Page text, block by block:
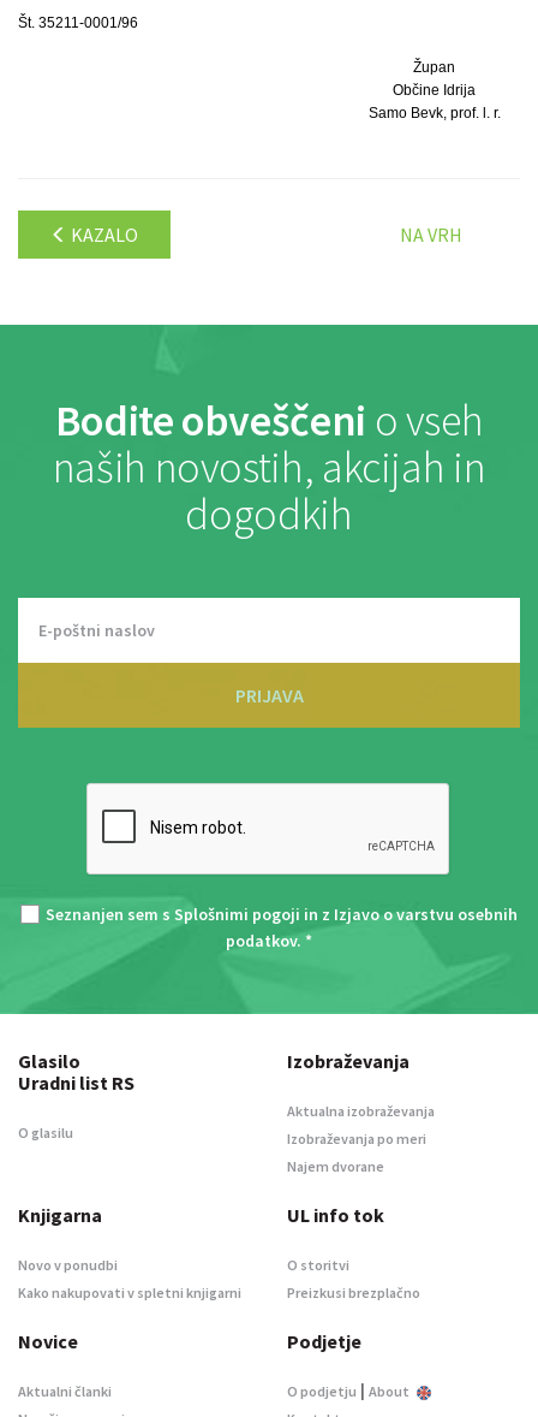
Št. 35211-0001/96
Župan
Občine Idrija
Samo Bevk, prof. l. r.
KAZALO NA VRH
Bodite obveščeni o vseh
naših novostih, akcijah in
dogodkih
PRIJAVA
Seznanjen sem s Splošnimi pogoji in z Izjavo o varstvu osebnih
podatkov. *
Glasilo
Uradni list RS
O glasilu
Izobraževanja
Aktualna izobraževanja
Izobraževanja po meri
Najem dvorane
Knjigarna
Novo v ponudbi
Kako nakupovati v spletni knjigarni
UL info tok
O storitvi
Preizkusi brezplačno
Novice
Aktualni članki
Podjetje
O podjetju | About